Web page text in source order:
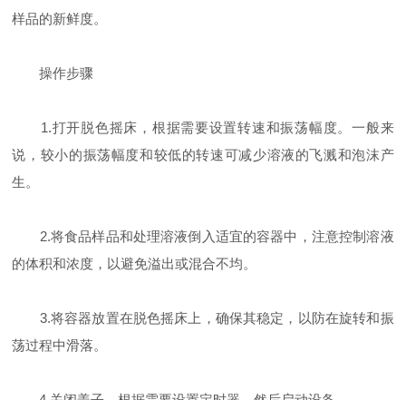
样品的新鲜度。
操作步骤
1.打开脱色摇床，根据需要设置转速和振荡幅度。一般来
说，较小的振荡幅度和较低的转速可减少溶液的飞溅和泡沫产
生。
2.将食品样品和处理溶液倒入适宜的容器中，注意控制溶液
的体积和浓度，以避免溢出或混合不均。
3.将容器放置在脱色摇床上，确保其稳定，以防在旋转和振
荡过程中滑落。